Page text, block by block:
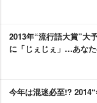
2013年“流行語大賞”大
に「じぇじぇ」…あなた
今年は混迷必至!?